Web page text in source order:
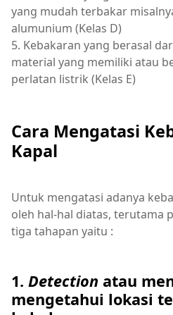
yang mudah terbakar
alumunium (Kelas D)
5. Kebakaran yang berasal
material yang memiliki atau
perlatan listrik (Kelas E)
Cara Mengatasi
Kapal
Untuk mengatasi adanya
oleh hal-hal diatas, terutama
tiga tahapan yaitu :
1. Detection atau
mengetahui lokasi